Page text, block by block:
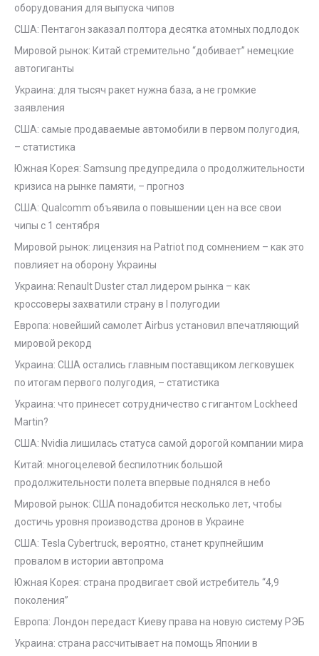
оборудования для выпуска чипов
США: Пентагон заказал полтора десятка атомных подлодок
Мировой рынок: Китай стремительно “добивает” немецкие
автогиганты
Украина: для тысяч ракет нужна база, а не громкие
заявления
США: самые продаваемые автомобили в первом полугодия,
– статистика
Южная Корея: Samsung предупредила о продолжительности
кризиса на рынке памяти, – прогноз
США: Qualcomm объявила о повышении цен на все свои
чипы с 1 сентября
Мировой рынок: лицензия на Patriot под сомнением – как это
повлияет на оборону Украины
Украина: Renault Duster стал лидером рынка – как
кроссоверы захватили страну в I полугодии
Европа: новейший самолет Airbus установил впечатляющий
мировой рекорд
Украина: США остались главным поставщиком легковушек
по итогам первого полугодия, – статистика
Украина: что принесет сотрудничество с гигантом Lockheed
Martin?
США: Nvidia лишилась статуса самой дорогой компании мира
Китай: многоцелевой беспилотник большой
продолжительности полета впервые поднялся в небо
Мировой рынок: США понадобится несколько лет, чтобы
достичь уровня производства дронов в Украине
США: Tesla Cybertruck, вероятно, станет крупнейшим
провалом в истории автопрома
Южная Корея: страна продвигает свой истребитель “4,9
поколения”
Европа: Лондон передаст Киеву права на новую систему РЭБ
Украина: страна рассчитывает на помощь Японии в